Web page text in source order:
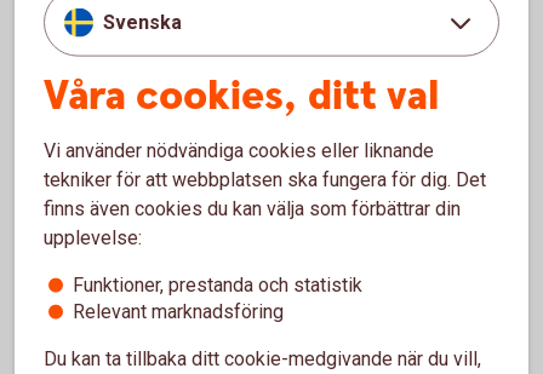
Jörgen Kennemar
Företagarekonom
Ladda ner bild
Svenska
Våra cookies, ditt val
Vi använder nödvändiga cookies eller liknande
tekniker för att webbplatsen ska fungera för dig. Det
finns även cookies du kan välja som förbättrar din
upplevelse:
Funktioner, prestanda och statistik
Relevant marknadsföring
Du kan ta tillbaka ditt cookie-medgivande när du vill,